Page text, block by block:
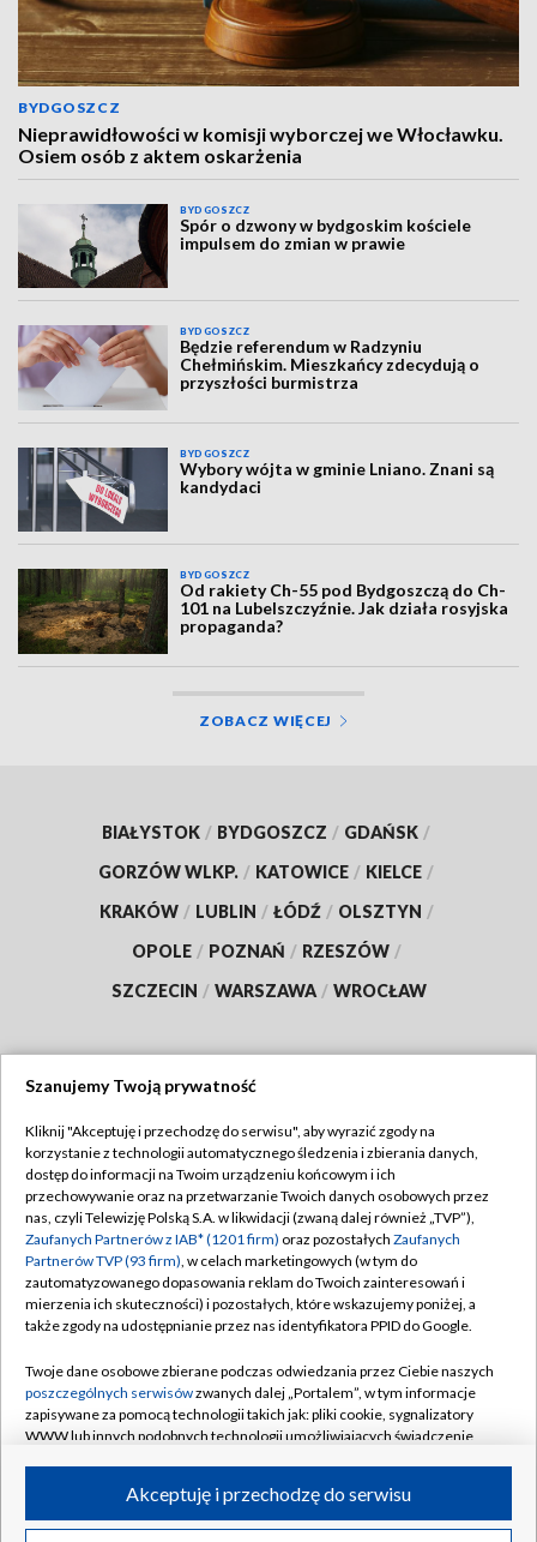
BYDGOSZCZ
Nieprawidłowości w komisji wyborczej we Włocławku.
Osiem osób z aktem oskarżenia
BYDGOSZCZ
Spór o dzwony w bydgoskim kościele
impulsem do zmian w prawie
BYDGOSZCZ
Będzie referendum w Radzyniu
Chełmińskim. Mieszkańcy zdecydują o
przyszłości burmistrza
BYDGOSZCZ
Wybory wójta w gminie Lniano. Znani są
kandydaci
BYDGOSZCZ
Od rakiety Ch-55 pod Bydgoszczą do Ch-
101 na Lubelszczyźnie. Jak działa rosyjska
propaganda?
ZOBACZ WIĘCEJ
BIAŁYSTOK / BYDGOSZCZ / GDAŃSK /
GORZÓW WLKP. / KATOWICE / KIELCE /
KRAKÓW / LUBLIN / ŁÓDŹ / OLSZTYN /
OPOLE / POZNAŃ / RZESZÓW /
SZCZECIN / WARSZAWA / WROCŁAW
TVP
Abonament TVP
Emisja w TVP
Centrum informacji TVP
Naziemna Telewizja Cyfrowa
Rada Programowa
System NOS
Informacje o nadawcy
Program dla prasy
Regulamin TVP
Polityka prywatności
Moje zgody
Pomoc
Kontakt
Kanały
©2026 Telewizja Polska S.A. w likwidacji
Szanujemy Twoją prywatność
Kliknij "Akceptuję i przechodzę do serwisu", aby wyrazić zgody na
korzystanie z technologii automatycznego śledzenia i zbierania danych,
dostęp do informacji na Twoim urządzeniu końcowym i ich
przechowywanie oraz na przetwarzanie Twoich danych osobowych przez
nas, czyli Telewizję Polską S.A. w likwidacji (zwaną dalej również „TVP”),
Zaufanych Partnerów z IAB* (1201 firm) oraz pozostałych Zaufanych
Partnerów TVP (93 firm), w celach marketingowych (w tym do
zautomatyzowanego dopasowania reklam do Twoich zainteresowań i
mierzenia ich skuteczności) i pozostałych, które wskazujemy poniżej, a
także zgody na udostępnianie przez nas identyfikatora PPID do Google.
Twoje dane osobowe zbierane podczas odwiedzania przez Ciebie naszych
poszczególnych serwisówzwanych dalej „Portalem”, w tym informacje
zapisywane za pomocą technologii takich jak: pliki cookie, sygnalizatory
WWW lub innych podobnych technologii umożliwiających świadczenie
ruchu w Internecie.Akceptuję i przechodzę do serwisu